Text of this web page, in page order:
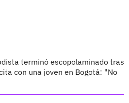
terminó escopolaminado tras
con una joven en Bogotá: "No